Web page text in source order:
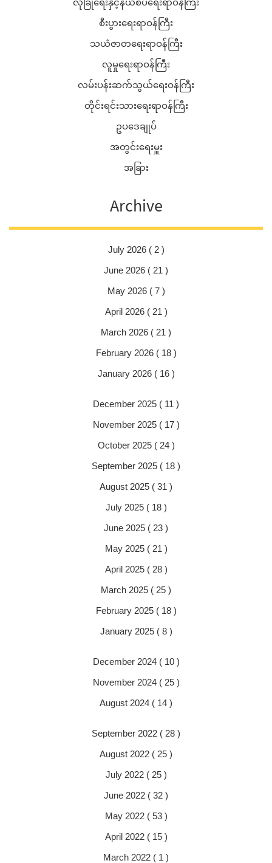
လုံခြုံရေးနှင့်နယ်စပ်ရေးရာဝန်ကြီး
စီးပွားရေးရာဝန်ကြီး
သယံဇာတရေးရာဝန်ကြီး
လူမှုရေးရာဝန်ကြီး
လမ်းပန်းဆက်သွယ်ရေးဝန်ကြီး
တိုင်းရင်းသားရေးရာဝန်ကြီး
ဥပဒေချုပ်
အတွင်းရေးမှူး
အခြား
Archive
July 2026 ( 2 )
June 2026 ( 21 )
May 2026 ( 7 )
April 2026 ( 21 )
March 2026 ( 21 )
February 2026 ( 18 )
January 2026 ( 16 )
December 2025 ( 11 )
November 2025 ( 17 )
October 2025 ( 24 )
September 2025 ( 18 )
August 2025 ( 31 )
July 2025 ( 18 )
June 2025 ( 23 )
May 2025 ( 21 )
April 2025 ( 28 )
March 2025 ( 25 )
February 2025 ( 18 )
January 2025 ( 8 )
December 2024 ( 10 )
November 2024 ( 25 )
August 2024 ( 14 )
September 2022 ( 28 )
August 2022 ( 25 )
July 2022 ( 25 )
June 2022 ( 32 )
May 2022 ( 53 )
April 2022 ( 15 )
March 2022 ( 1 )